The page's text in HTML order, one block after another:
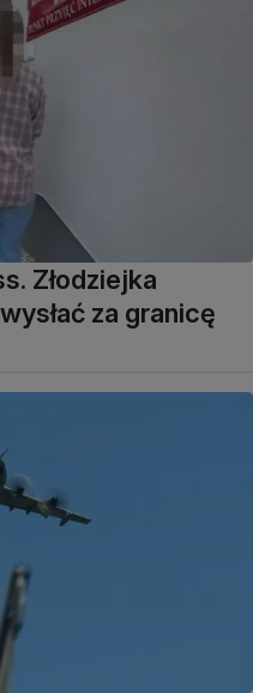
Złodziejka
za granicę